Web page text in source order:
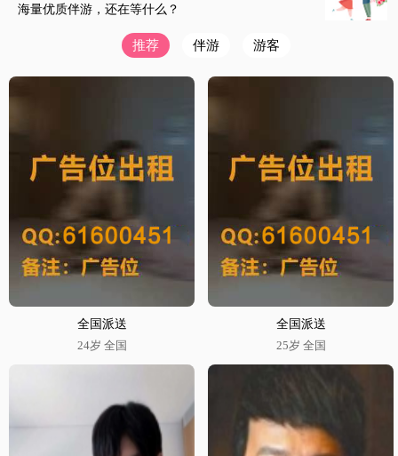
海量优质伴游，还在等什么？
推荐 伴游 游客
全国派送
24岁 全国
全国派送
25岁 全国